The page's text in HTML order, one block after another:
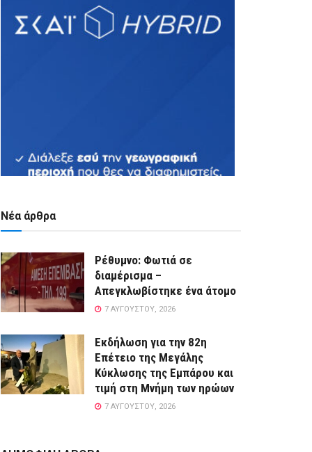
Νέα άρθρα
Ρέθυμνο: Φωτιά σε
διαμέρισμα –
Απεγκλωβίστηκε ένα άτομο
7 ΑΥΓΟΎΣΤΟΥ, 2026
Εκδήλωση για την 82η
Επέτειο της Μεγάλης
Κύκλωσης της Εμπάρου και
τιμή στη Μνήμη των ηρώων
7 ΑΥΓΟΎΣΤΟΥ, 2026